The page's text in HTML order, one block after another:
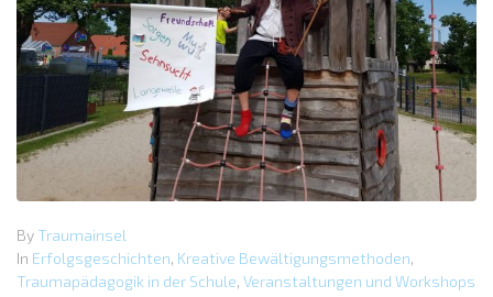
By Traumainsel
In Erfolgsgeschichten, Kreative Bewältigungsmethoden,
Traumapädagogik in der Schule, Veranstaltungen und Workshops